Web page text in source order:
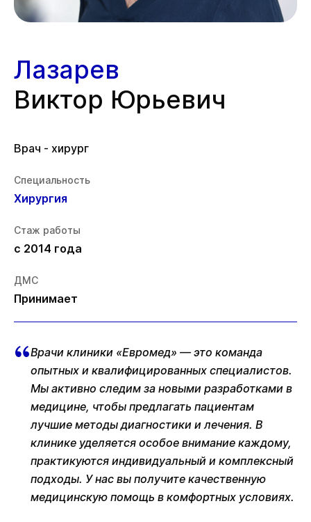
Лазарев
Виктор Юрьевич
Врач - хирург
Специальность
Хирургия
Стаж работы
с 2014 года
ДМС
Принимает
Врачи клиники «Евромед» — это команда
опытных и квалифицированных специалистов.
Мы активно следим за новыми разработками в
медицине, чтобы предлагать пациентам
лучшие методы диагностики и лечения. В
клинике уделяется особое внимание каждому,
практикуются индивидуальный и комплексный
подходы. У нас вы получите качественную
медицинскую помощь в комфортных условиях.